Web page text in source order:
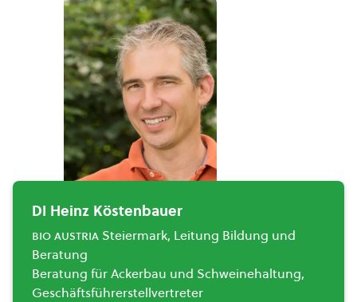
DI Heinz Köstenbauer
bio austria Steiermark, Leitung Bildung und
Beratung
Beratung für Ackerbau und Schweinehaltung,
Geschäftsführerstellvertreter